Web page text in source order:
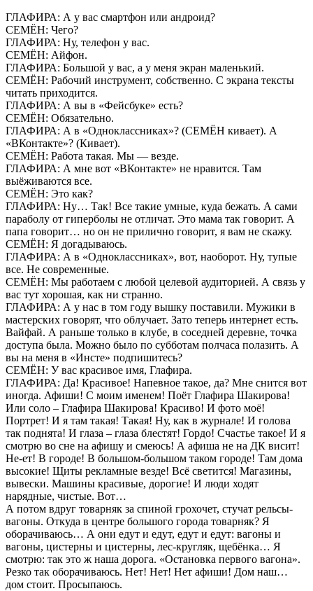
ГЛАФИРА: А у вас смартфон или андроид?
СЕМЁН: Чего?
ГЛАФИРА: Ну, телефон у вас.
СЕМЁН: Айфон.
ГЛАФИРА: Большой у вас, а у меня экран маленький.
СЕМЁН: Рабочий инструмент, собственно. С экрана тексты
читать приходится.
ГЛАФИРА: А вы в «Фейсбуке» есть?
СЕМЁН: Обязательно.
ГЛАФИРА: А в «Одноклассниках»? (СЕМЁН кивает). А
«ВКонтакте»? (Кивает).
СЕМЁН: Работа такая. Мы — везде.
ГЛАФИРА: А мне вот «ВКонтакте» не нравится. Там
выёживаются все.
СЕМЁН: Это как?
ГЛАФИРА: Ну… Так! Все такие умные, куда бежать. А сами
параболу от гиперболы не отличат. Это мама так говорит. А
папа говорит… но он не прилично говорит, я вам не скажу.
СЕМЁН: Я догадываюсь.
ГЛАФИРА: А в «Одноклассниках», вот, наоборот. Ну, тупые
все. Не современные.
СЕМЁН: Мы работаем с любой целевой аудиторией. А связь у
вас тут хорошая, как ни странно.
ГЛАФИРА: А у нас в том году вышку поставили. Мужики в
мастерских говорят, что облучает. Зато теперь интернет есть.
Вайфай. А раньше только в клубе, в соседней деревне, точка
доступа была. Можно было по субботам полчаса полазить. А
вы на меня в «Инсте» подпишитесь?
СЕМЁН: У вас красивое имя, Глафира.
ГЛАФИРА: Да! Красивое! Напевное такое, да? Мне снится вот
иногда. Афиши! С моим именем! Поёт Глафира Шакирова!
Или соло – Глафира Шакирова! Красиво! И фото моё!
Портрет! И я там такая! Такая! Ну, как в журнале! И голова
так поднята! И глаза – глаза блестят! Гордо! Счастье такое! И я
смотрю во сне на афишу и смеюсь! А афиша не на ДК висит!
Не-ет! В городе! В большом-большом таком городе! Там дома
высокие! Щиты рекламные везде! Всё светится! Магазины,
вывески. Машины красивые, дорогие! И люди ходят
нарядные, чистые. Вот…
А потом вдруг товарняк за спиной грохочет, стучат рельсы-
вагоны. Откуда в центре большого города товарняк? Я
оборачиваюсь… А они едут и едут, едут и едут: вагоны и
вагоны, цистерны и цистерны, лес-кругляк, щебёнка… Я
смотрю: так это ж наша дорога. «Остановка первого вагона».
Резко так оборачиваюсь. Нет! Нет! Нет афиши! Дом наш…
дом стоит. Просыпаюсь.